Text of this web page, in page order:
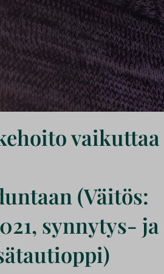
vaikuttaa
(Väitös:
synnytys- ja